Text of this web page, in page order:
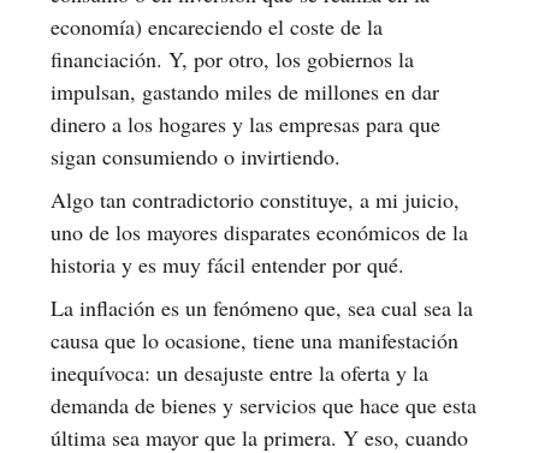
economía) encareciendo el coste de la
financiación. Y, por otro, los gobiernos la
impulsan, gastando miles de millones en dar
dinero a los hogares y las empresas para que
sigan consumiendo o invirtiendo.
Algo tan contradictorio constituye, a mi juicio,
uno de los mayores disparates económicos de la
historia y es muy fácil entender por qué.
La inflación es un fenómeno que, sea cual sea la
causa que lo ocasione, tiene una manifestación
inequívoca: un desajuste entre la oferta y la
demanda de bienes y servicios que hace que esta
última sea mayor que la primera. Y eso, cuando